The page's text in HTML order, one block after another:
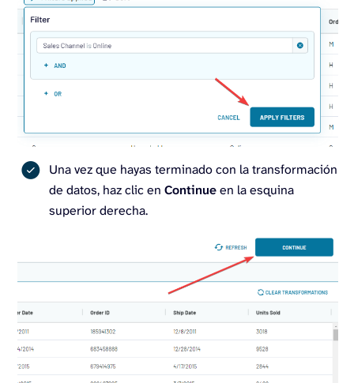
Una vez que hayas terminado con la transformación
de datos, haz clic en Continueen la esquina
superior derecha.